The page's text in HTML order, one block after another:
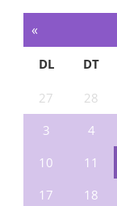
«
DL DT
27 28
3
4
10
11
17
18